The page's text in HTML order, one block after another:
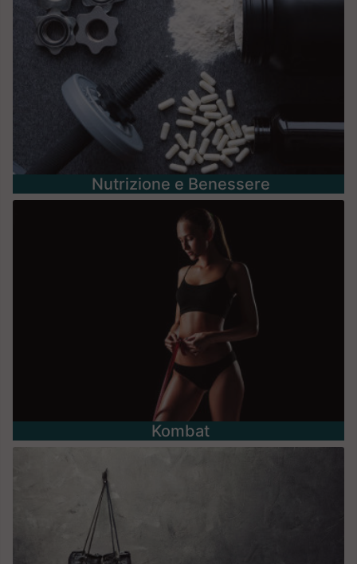
Nutrizione e Benessere
Kombat